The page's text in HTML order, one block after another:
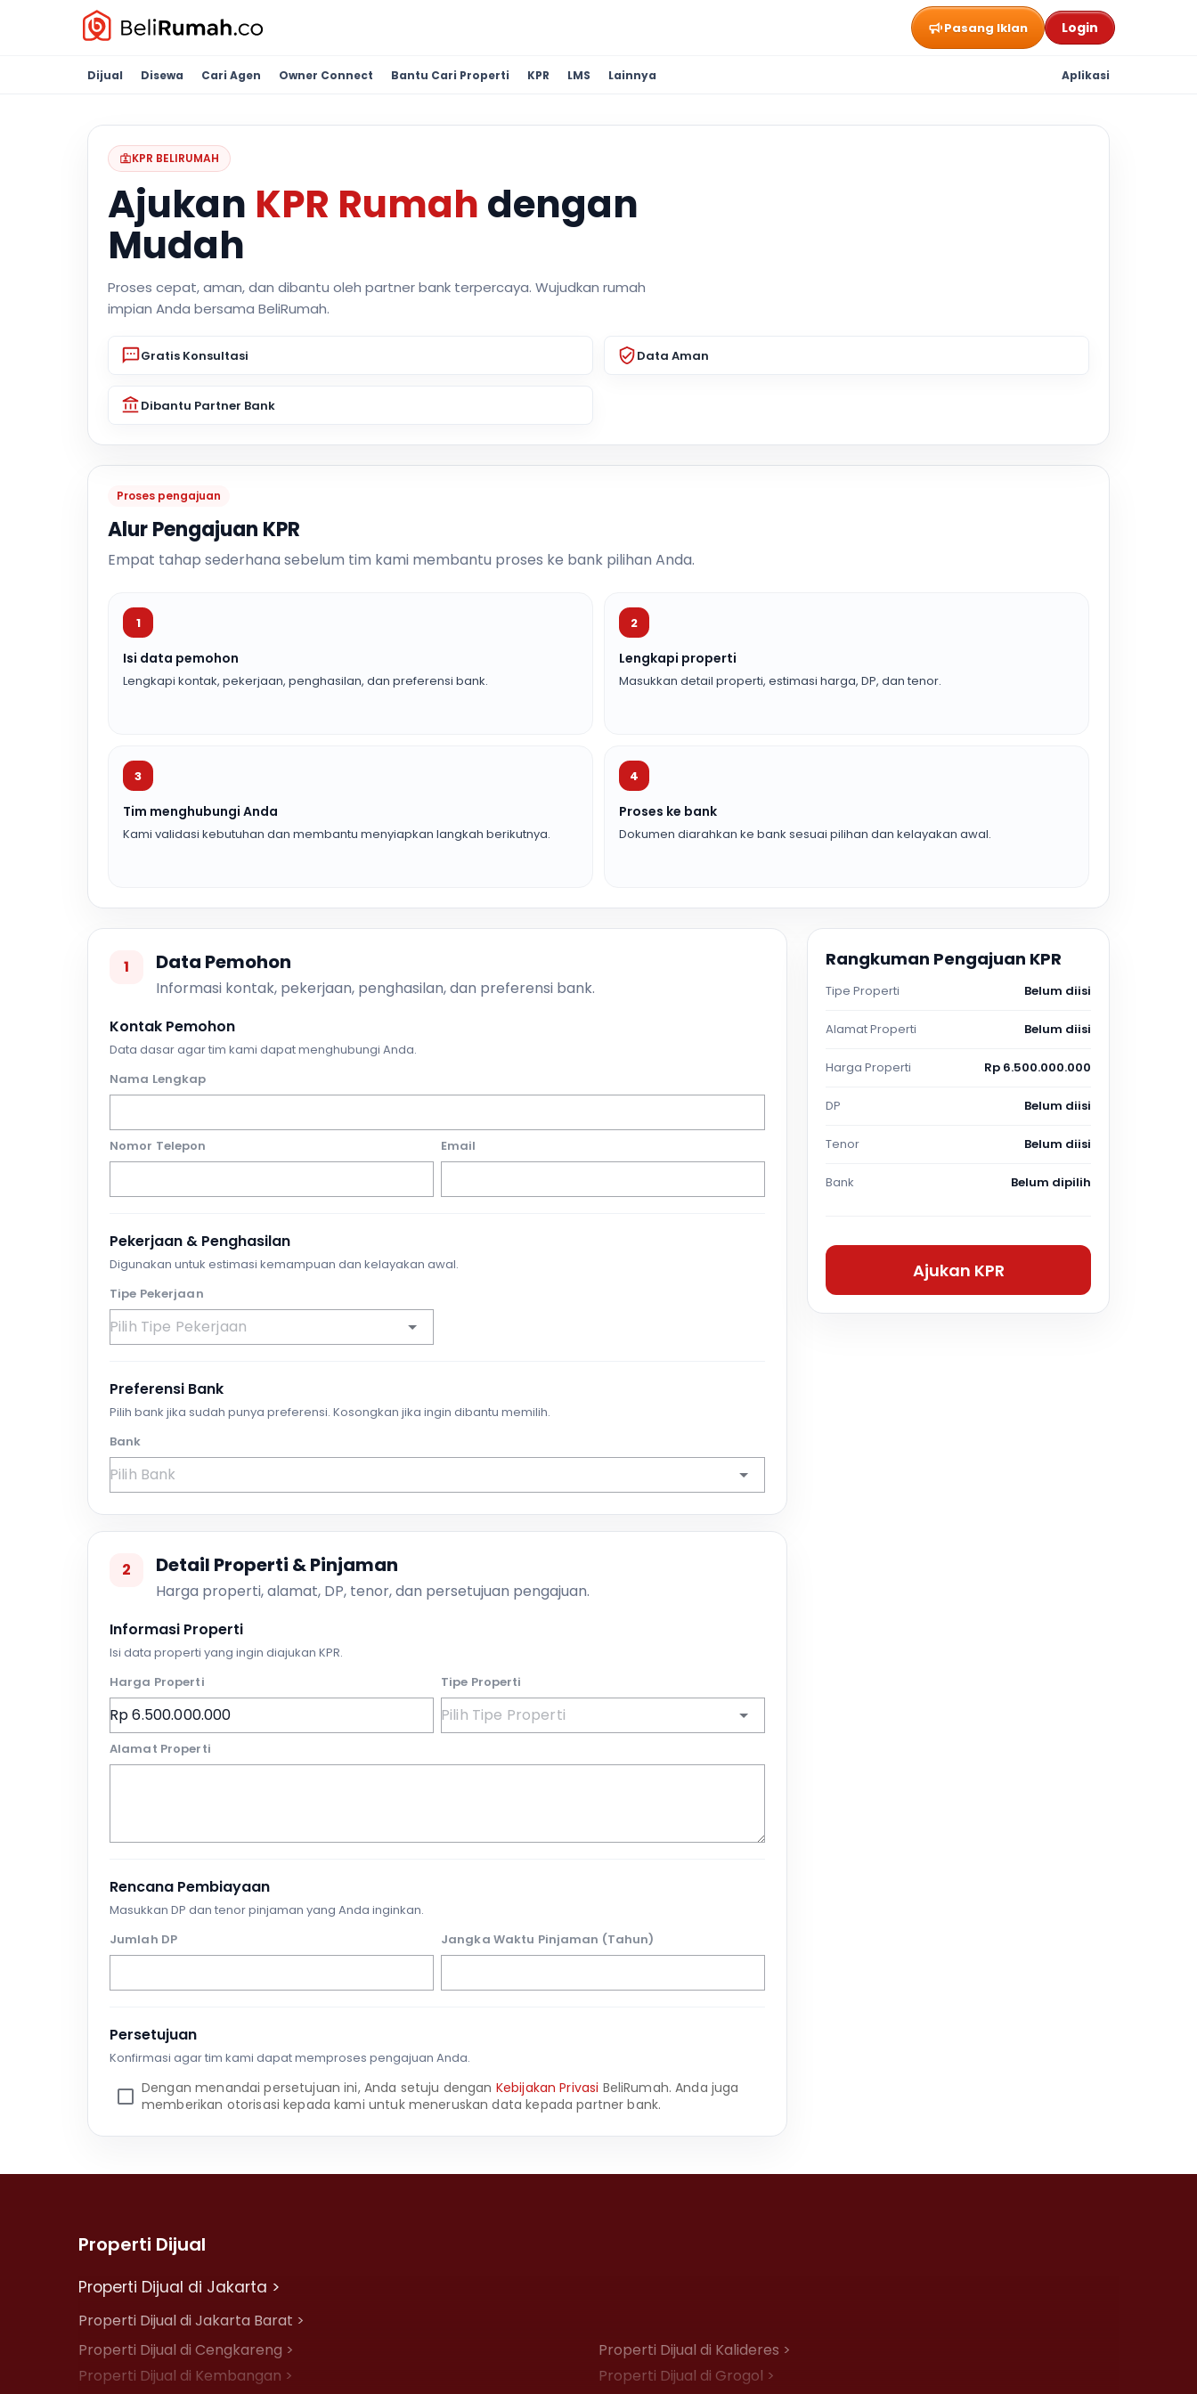
Pasang Iklan Login
Dijual Disewa Cari Agen Owner Connect Bantu Cari Properti KPR LMS Lainnya Aplikasi
KPR BELIRUMAH
Ajukan KPR Rumah dengan
Mudah
Proses cepat, aman, dan dibantu oleh partner bank terpercaya. Wujudkan rumah
impian Anda bersama BeliRumah.
Gratis Konsultasi Data Aman
Dibantu Partner Bank
Proses pengajuan
Alur Pengajuan KPR
Empat tahap sederhana sebelum tim kami membantu proses ke bank pilihan Anda.
1
Isi data pemohon
Lengkapi kontak, pekerjaan, penghasilan, dan preferensi bank.
2
Lengkapi properti
Masukkan detail properti, estimasi harga, DP, dan tenor.
3
Tim menghubungi Anda
Kami validasi kebutuhan dan membantu menyiapkan langkah berikutnya.
4
Proses ke bank
Dokumen diarahkan ke bank sesuai pilihan dan kelayakan awal.
1 Data Pemohon
Informasi kontak, pekerjaan, penghasilan, dan preferensi bank.
Kontak Pemohon
Data dasar agar tim kami dapat menghubungi Anda.
Nama Lengkap
Nomor Telepon Email
Pekerjaan & Penghasilan
Digunakan untuk estimasi kemampuan dan kelayakan awal.
Tipe Pekerjaan
Preferensi Bank
Pilih bank jika sudah punya preferensi. Kosongkan jika ingin dibantu memilih.
Bank
2 Detail Properti & Pinjaman
Harga properti, alamat, DP, tenor, dan persetujuan pengajuan.
Informasi Properti
Isi data properti yang ingin diajukan KPR.
Harga Properti
Tipe Properti
Alamat Properti
Rencana Pembiayaan
Masukkan DP dan tenor pinjaman yang Anda inginkan.
Jumlah DP
Jangka Waktu Pinjaman (Tahun)
Persetujuan
Konfirmasi agar tim kami dapat memproses pengajuan Anda.
Dengan menandai persetujuan ini, Anda setuju dengan Kebijakan Privasi BeliRumah. Anda juga
memberikan otorisasi kepada kami untuk meneruskan data kepada partner bank.
Rangkuman Pengajuan KPR
Tipe Properti Belum diisi
Alamat Properti Belum diisi
Harga Properti Rp 6.500.000.000
DP Belum diisi
Tenor Belum diisi
Bank Belum dipilih
Ajukan KPR
Properti Dijual
Properti Dijual di Jakarta >
Properti Dijual di Jakarta Barat >
Properti Dijual di Cengkareng >
Properti Dijual di Kalideres >
Properti Dijual di Kembangan >
Properti Dijual di Grogol >